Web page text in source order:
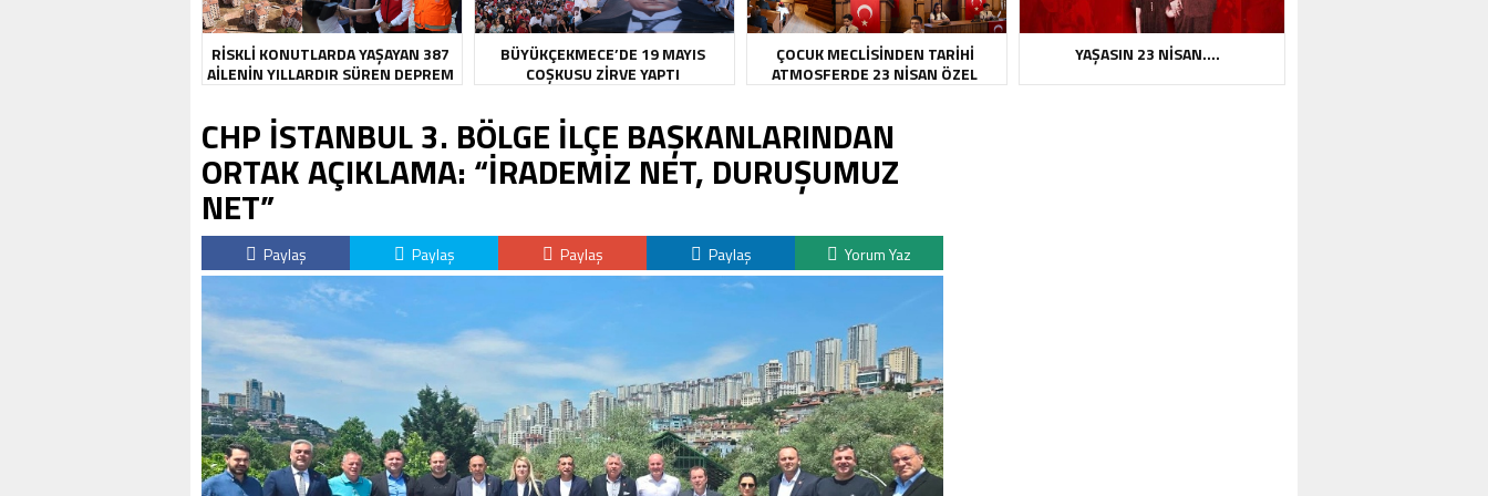
RİSKLİ KONUTLARDA YAŞAYAN 387
AİLENİN YILLARDIR SÜREN DEPREM
BÜYÜKÇEKMECE’DE 19 MAYIS
COŞKUSU ZİRVE YAPTI
ÇOCUK MECLİSİNDEN TARİHİ
ATMOSFERDE 23 NİSAN ÖZEL
YAŞASIN 23 NİSAN….
CHP İSTANBUL 3. BÖLGE İLÇE BAŞKANLARINDAN
ORTAK AÇIKLAMA: “İRADEMİZ NET, DURUŞUMUZ
NET”
Paylaş Paylaş Paylaş Paylaş Yorum Yaz